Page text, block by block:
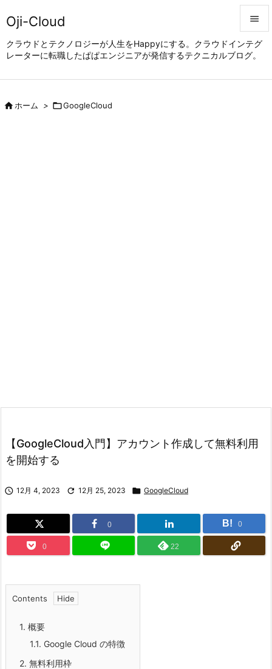
Oji-Cloud
クラウドとテクノロジーが人生をHappyにする。クラウドインテグ
レーターに転職したぱぱエンジニアが発信するテクニカルブログ。


メニュ
ホーム > GoogleCloud
【GoogleCloud入門】アカウント作成して無料利用
を開始する
 12月 4, 2023  12月 25, 2023  GoogleCloud
0 B! 0
0 22
Contents
1. 概要
1.1. Google Cloud の特徴
2. 無料利用枠